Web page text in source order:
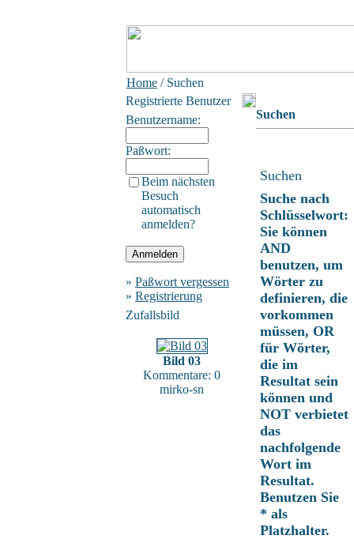
Home / Suchen
Registrierte Benutzer
Benutzername:
Paßwort:
Beim nächsten
Besuch
automatisch
anmelden?
» Paßwort vergessen
» Registrierung
Zufallsbild
Bild 03
Kommentare: 0
mirko-sn
Suchen
Suchen
Suche nach
Schlüsselwort:
Sie können
AND
benutzen, um
Wörter zu
definieren, die
vorkommen
müssen, OR
für Wörter,
die im
Resultat sein
können und
NOT verbietet
das
nachfolgende
Wort im
Resultat.
Benutzen Sie
* als
Platzhalter.